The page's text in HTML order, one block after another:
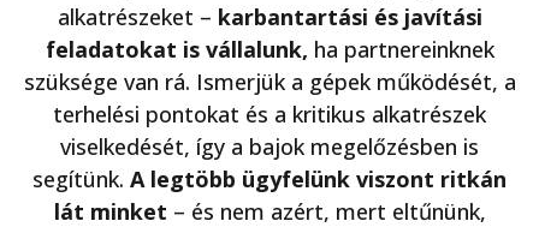
alkatrészeket – karbantartási és javítási
feladatokat is vállalunk, ha partnereinknek
szüksége van rá. Ismerjük a gépek működését, a
terhelési pontokat és a kritikus alkatrészek
viselkedését, így a bajok megelőzésben is
segítünk. A legtöbb ügyfelünk viszont ritkán
lát minket – és nem azért, mert eltűnünk,